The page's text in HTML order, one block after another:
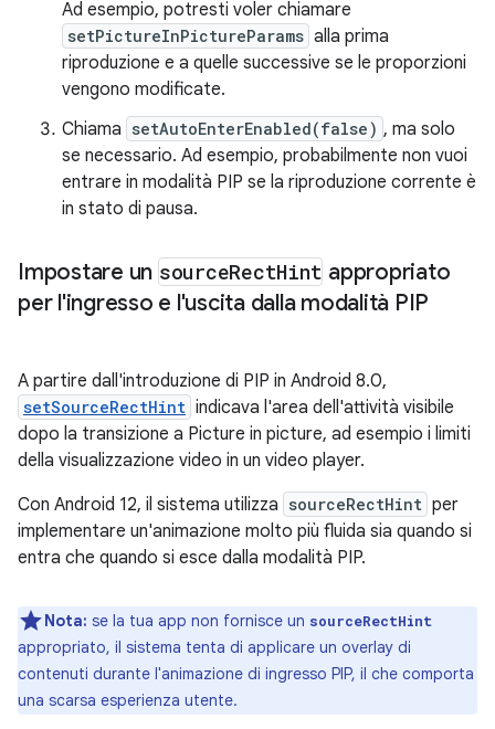
Ad esempio, potresti voler chiamare
setPictureInPictureParams alla prima
riproduzione e a quelle successive se le proporzioni
vengono modificate.
Chiama setAutoEnterEnabled(false) , ma solo
se necessario. Ad esempio, probabilmente non vuoi
entrare in modalità PIP se la riproduzione corrente è
in stato di pausa.
Impostare un sourceRectHint appropriato
per l'ingresso e l'uscita dalla modalità PIP
A partire dall'introduzione di PIP in Android 8.0,
setSourceRectHint indicava l'area dell'attività visibile
dopo la transizione a Picture in picture, ad esempio i limiti
della visualizzazione video in un video player.
Con Android 12, il sistema utilizza sourceRectHint per
implementare un'animazione molto più fluida sia quando si
entra che quando si esce dalla modalità PIP.
Nota: se la tua app non fornisce un sourceRectHint
appropriato, il sistema tenta di applicare un overlay di
contenuti durante l'animazione di ingresso PIP, il che comporta
una scarsa esperienza utente.